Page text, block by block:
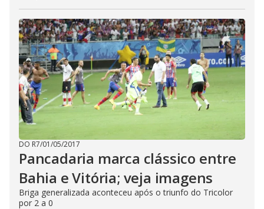
DO R7/01/05/2017
Pancadaria marca clássico entre
Bahia e Vitória; veja imagens
Briga generalizada aconteceu após o triunfo do Tricolor
por 2 a 0